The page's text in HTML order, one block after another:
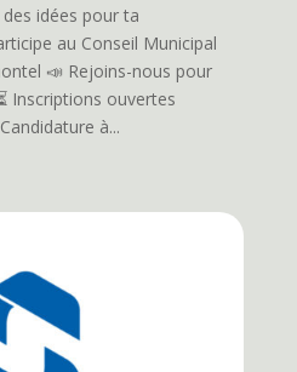
idées pour ta
au Conseil Municipal
📣 Rejoins-nous pour
Inscriptions ouvertes
à...